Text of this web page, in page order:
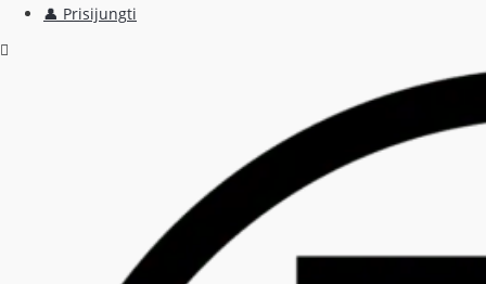
👤 Prisijungti